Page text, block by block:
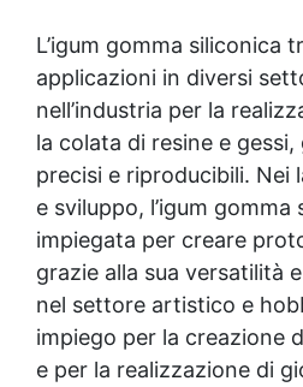
versioni – Bianca e
può essere
coloranti ColorSoap,
saponi dal design unico
L’igum gomma siliconica
applicazioni in diversi
nell’industria per la
la colata di resine e
precisi e riproducibili. Nei
e sviluppo, l’igum gomma
impiegata per creare
grazie alla sua versatilità
nel settore artistico e
impiego per la creazione
e per la realizzazione di